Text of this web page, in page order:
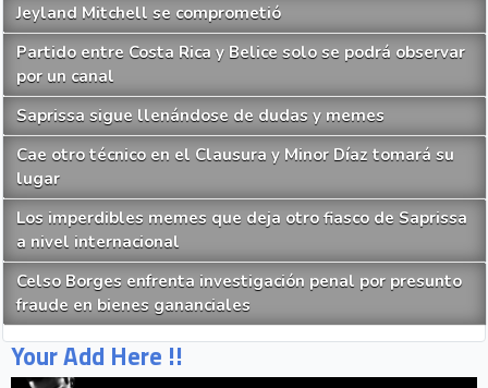
Jeyland Mitchell se comprometió
Partido entre Costa Rica y Belice solo se podrá observar
por un canal
Saprissa sigue llenándose de dudas y memes
Cae otro técnico en el Clausura y Minor Díaz tomará su
lugar
Los imperdibles memes que deja otro fiasco de Saprissa
a nivel internacional
Celso Borges enfrenta investigación penal por presunto
fraude en bienes gananciales
Your Add Here !!